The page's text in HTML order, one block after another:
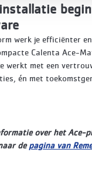
werk je efficiënter
Calenta Ace-
werkt met een
én met
over het Ace-
depagina van